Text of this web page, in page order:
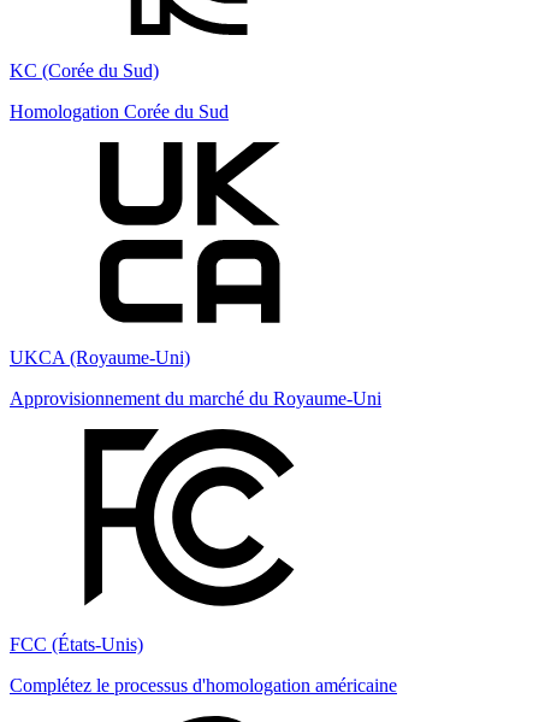
KC (Corée du Sud)
Homologation Corée du Sud
UKCA (Royaume-Uni)
Approvisionnement du marché du Royaume-Uni
FCC (États-Unis)
Complétez le processus d'homologation américaine